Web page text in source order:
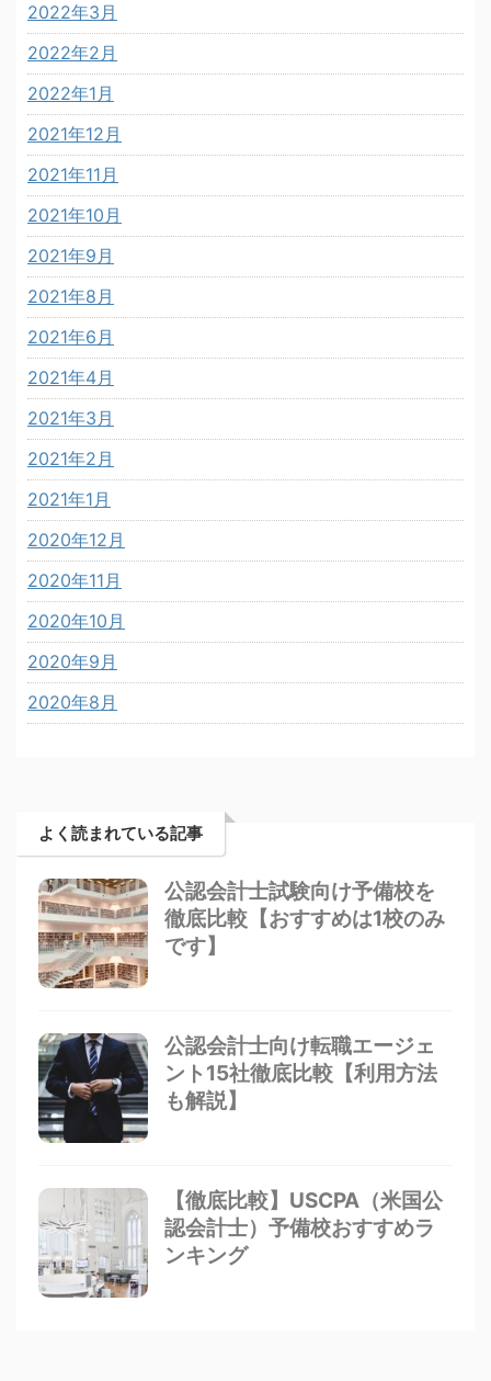
2022年3月
2022年2月
2022年1月
2021年12月
2021年11月
2021年10月
2021年9月
2021年8月
2021年6月
2021年4月
2021年3月
2021年2月
2021年1月
2020年12月
2020年11月
2020年10月
2020年9月
2020年8月
よく読まれている記事
公認会計士試験向け予備校を
徹底比較【おすすめは1校のみ
です】
公認会計士向け転職エージェ
ント15社徹底比較【利用方法
も解説】
【徹底比較】USCPA（米国公
認会計士）予備校おすすめラ
ンキング